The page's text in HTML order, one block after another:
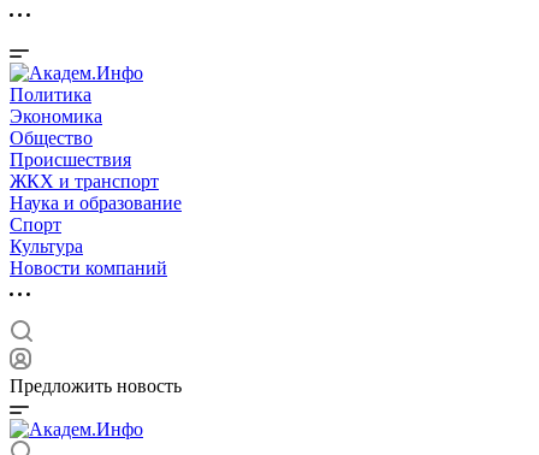
Политика
Экономика
Общество
Происшествия
ЖКХ и транспорт
Наука и образование
Спорт
Культура
Новости компаний
Предложить новость